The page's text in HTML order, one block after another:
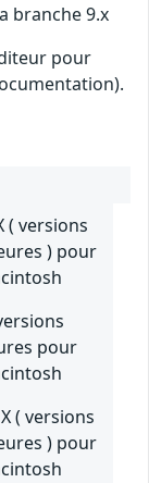
branche 9.x
pour
( versions
) pour
pour
( versions
) pour